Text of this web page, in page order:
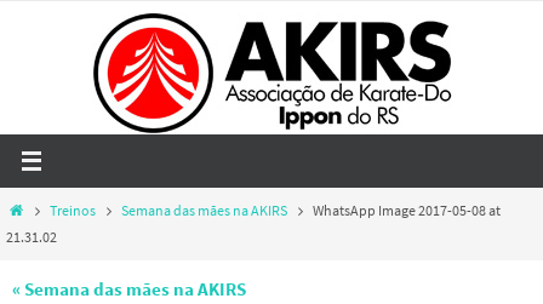
HomeTreinos Semana das mães na AKIRS
WhatsApp Image 2017-05-08 at
21.31.02
« Semana das mães na AKIRS